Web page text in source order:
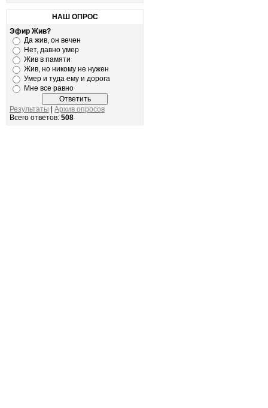
НАШ ОПРОС
Эфир Жив?
Да жив, он вечен
Нет, давно умер
Жив в памяти
Жив, но никому не нужен
Умер и туда ему и дорога
Мне все равно
Результаты
Архив опросов
Всего ответов: 508